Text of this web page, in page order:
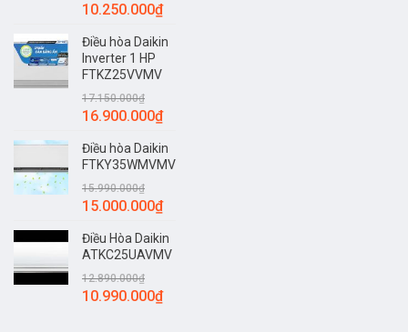
10.250.000₫
Điều hòa Daikin
Inverter 1 HP
FTKZ25VVMV
17.150.000₫
16.900.000₫
Điều hòa Daikin
FTKY35WMVMV
15.990.000₫
15.000.000₫
Điều Hòa Daikin
ATKC25UAVMV
12.890.000₫
10.990.000₫